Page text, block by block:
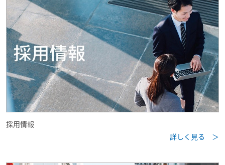
採用情報
詳しく見る ＞